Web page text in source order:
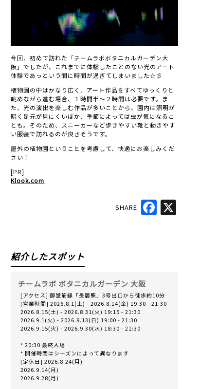
今回、初めて訪れた「チームラボボタニカルガーデン大
阪」でしたが、これまでに体験したことのない光のアート
体験であっという間に時間が過ぎてしまいました☆彡
植物園の中はかなり広く、アート作品をすべてゆっくりと
眺めながら進む場合、１時間半～２時間は必要です。ま
た、光の演出を楽しむ作品が多いことから、園内は照明が
暗く足元が見にくいほか、季節によっては虫が気になるこ
とも。そのため、スニーカーなど歩きやすい靴と動きやす
い服装で訪れるのが良さそうです。
屋外の植物園ということを考慮して、快適にお楽しみくだ
さい！
[PR]
Klook.com
SHARE
紹介したスポット
チームラボ ボタニカルガーデン 大阪
[アクセス] 御堂筋線「長居駅」3号出口から徒歩約10分
[営業時間] 2026.8.1(土) - 2026.8.14(金) 19:30 - 21:30
2026.8.15(土) - 2026.8.31(火) 19:15 - 21:30
2026.9.1(火) - 2026.9.13(日) 19:00 - 21:30
2026.9.15(火) - 2026.9.30(水) 18:30 - 21:30
* 20:30 最終入場
* 開催時間はシーズンによって異なります
[定休日] 2026.8.24(月)
2026.9.14(月)
2026.9.28(月)